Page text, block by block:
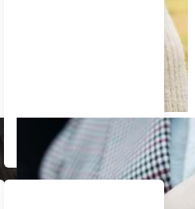
Geburtsblumen